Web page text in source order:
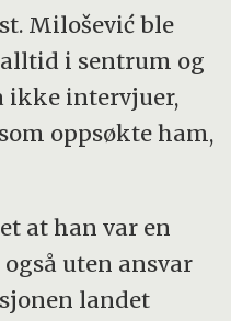
Milošević ble
i sentrum og
ikke intervjuer,
oppsøkte ham,
at han var en
uten ansvar
landet